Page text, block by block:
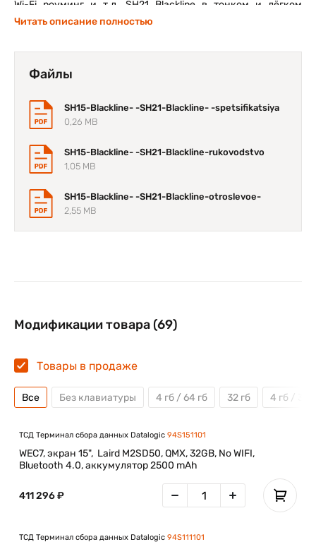
Wi-Fi роуминг и т.д. SH21 Blackline в тонком и лёгком
корпусе комплектуется энергосберегающим процессором
В переменного тока.
Читать описание полностью
Файлы
SH15-Blackline- -SH21-Blackline- -spetsifikatsiya
0,26 MB
SH15-Blackline- -SH21-Blackline-rukovodstvo
1,05 MB
SH15-Blackline- -SH21-Blackline-otroslevoe-
2,55 MB
Модификации товара (69)
Товары в продаже
Все Без клавиатуры 4 гб / 64 гб 32 гб 4 гб / 32
ТСД Терминал сбора данных Datalogic 94S151101
WEC7, экран 15", Laird M2SD50, QMX, 32GB, No WIFI,
Bluetooth 4.0, аккумулятор 2500 mAh
411 296 ₽
ТСД Терминал сбора данных Datalogic 94S111101